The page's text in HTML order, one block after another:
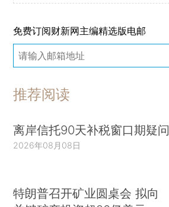
免费订阅财新网主编精选版电邮
推荐阅读
离岸信托90天补税窗口期疑问
2026年08月08日
特朗普召开矿业圆桌会 拟向